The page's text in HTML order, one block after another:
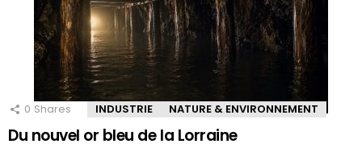
0 Shares INDUSTRIE NATURE & ENVIRONNEMENT
Du nouvel or bleu de la Lorraine